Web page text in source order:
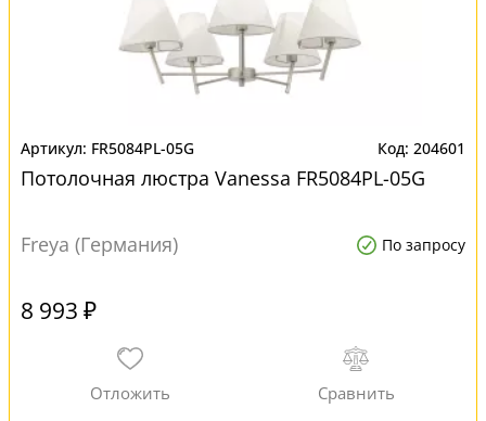
FR5084PL-05G 204601
Потолочная люстра Vanessa FR5084PL-05G
Freya (Германия) По запросу
8 993 ₽